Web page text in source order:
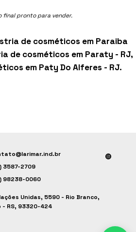
final pronto para vender.
de cosméticos em Paraiba
de cosméticos em Paraty - RJ,
em Paty Do Alferes - RJ.
3587-2709
98238-0060
Unidas, 5590 - Rio Branco,
- RS, 93320-424